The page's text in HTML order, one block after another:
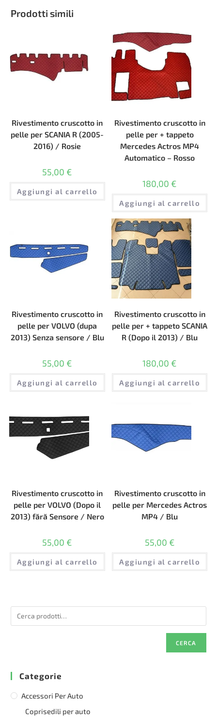
Prodotti simili
Rivestimento cruscotto in
pelle per SCANIA R (2005-
2016) / Rosie
55,00 €
Aggiungi al carrello
Rivestimento cruscotto in
pelle per + tappeto
Mercedes Actros MP4
Automatico – Rosso
180,00 €
Aggiungi al carrello
Rivestimento cruscotto in
pelle per VOLVO (dupa
2013) Senza sensore / Blu
55,00 €
Aggiungi al carrello
Rivestimento cruscotto in
pelle per + tappeto SCANIA
R (Dopo il 2013) / Blu
180,00 €
Aggiungi al carrello
Rivestimento cruscotto in
pelle per VOLVO (Dopo il
2013) fără Sensore / Nero
55,00 €
Aggiungi al carrello
Rivestimento cruscotto in
pelle per Mercedes Actros
MP4 / Blu
55,00 €
Aggiungi al carrello
CERCA
Categorie
Accessori Per Auto
Coprisedili per auto